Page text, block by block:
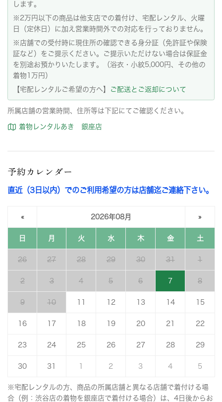
します。
※2万円以下の商品は他支店での着付け、宅配レンタル、火曜
日（定休日）に加え営業時間外での対応を行っておりません。
※店舗での受付時に現住所の確認できる身分証（免許証や保険
証など）をご提示ください。ご提示いただけない場合は保証金
を別途お預かりいたします。（浴衣・小紋5,000円、その他の
着物1万円）
【宅配レンタルご希望の方へ】
ご配送とご返却について
所属店舗の営業時間、住所等は下記にてご確認ください。
着物レンタルあき 銀座店
予約カレンダー
直近（3日以内）でのご利用希望の方は店舗迄ご連絡下さい。
« 2026年08月 »
日 月 火 水 木 金 土
26 27 28 29 30 31 1
2 3 4 5 6 7 8
9 10 12 13 14 15
16 17 18 19 20 21 22
23 24 25 26 27 28 29
30 31 2 3 4 5
※宅配レンタルの方、商品の所属店舗と異なる店舗で着付ける場
合（例：渋谷店の着物を銀座店で着付ける場合）は、4日後からお